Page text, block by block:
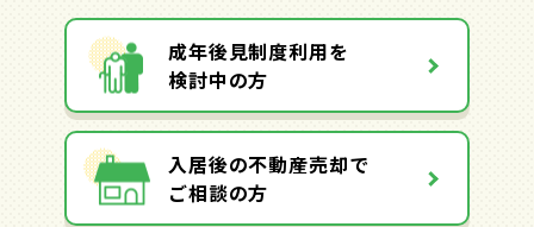
成年後見制度利用を
検討中の方
入居後の不動産売却で
ご相談の方